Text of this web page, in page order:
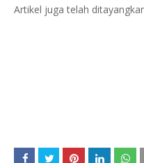
Artikel juga telah